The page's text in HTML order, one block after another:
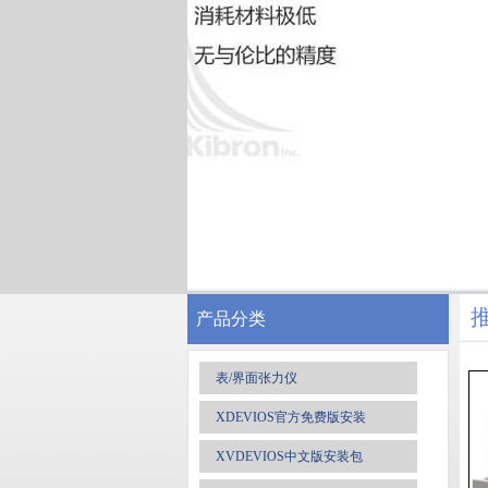
产品分类
表/界面张力仪
XDEVIOS官方免费版安装
XVDEVIOS中文版安装包